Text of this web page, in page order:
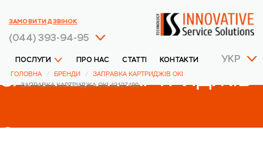
УКР
ПОСЛУГИ ПРО НАС СТАТТІ КОНТАКТИ
(044) 393-94-95
ЗАМОВИТИ ДЗВІНОК
ГОЛОВНА БРЕНДИ
ЗАПРАВКА КАРТРИДЖІВ OKI
ЗАПРАВКА КАРТРИДЖА OKI 42127490
ЗАПРАВКА КАРТРИДЖІВ
OKI